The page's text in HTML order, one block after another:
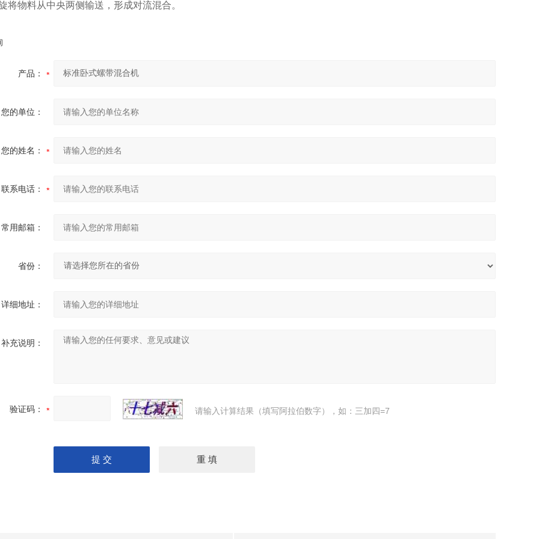
将物料从中央两侧输送，形成对流混合。
产品：
您的单位：
您的姓名：
联系电话：
常用邮箱：
省份：
详细地址：
补充说明：
验证码： 请输入计算结果（填写阿拉伯数字），如：三加四=7